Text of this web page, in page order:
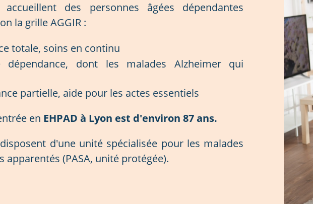
accueillent des personnes âgées dépendantes
la grille AGGIR :
totale, soins en continu
dépendance, dont les malades Alzheimer qui
partielle, aide pour les actes essentiels
en EHPAD à Lyon est d'environ 87 ans.
disposent d'une unité spécialisée pour les malades
(PASA, unité protégée).